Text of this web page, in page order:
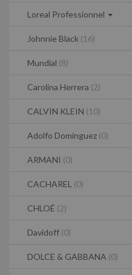
Loreal Professionnel
Johnnie Black (16)
Mundial (8)
Carolina Herrera (2)
CALVIN KLEIN (10)
Adolfo Dominguez (0)
ARMANI (0)
CACHAREL (0)
CHLOÉ (2)
Davidoff (0)
DOLCE & GABBANA (0)